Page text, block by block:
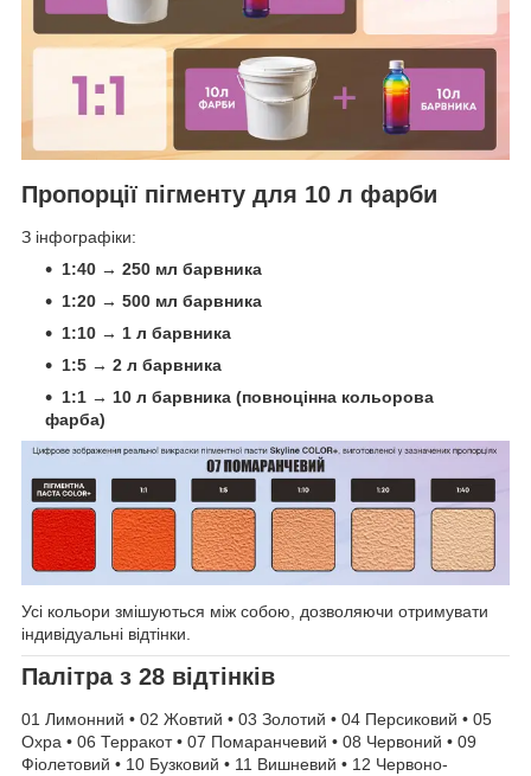
Пропорції пігменту для 10 л фарби
З інфографіки:
1:40 → 250 мл барвника
1:20 → 500 мл барвника
1:10 → 1 л барвника
1:5 → 2 л барвника
1:1 → 10 л барвника (повноцінна кольорова
фарба)
Усі кольори змішуються між собою, дозволяючи отримувати
індивідуальні відтінки.
Палітра з 28 відтінків
01 Лимонний • 02 Жовтий • 03 Золотий • 04 Персиковий • 05
Охра • 06 Терракот • 07 Помаранчевий • 08 Червоний • 09
Фіолетовий • 10 Бузковий • 11 Вишневий • 12 Червонo-